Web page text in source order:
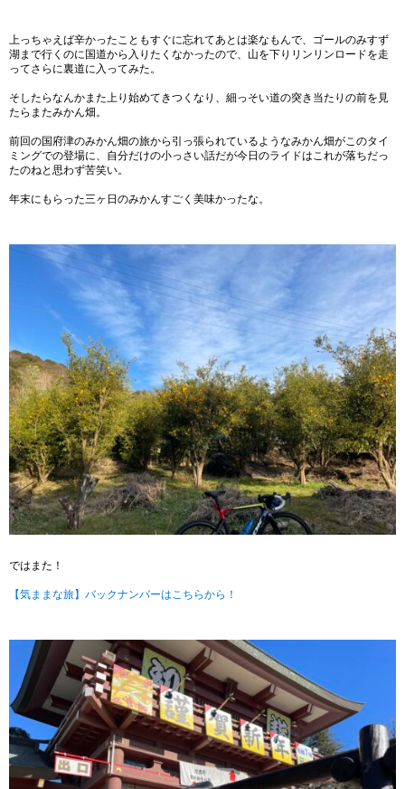
上っちゃえば辛かったこともすぐに忘れてあとは楽なもんで、ゴールのみすず
湖まで行くのに国道から入りたくなかったので、山を下りリンリンロードを走
ってさらに裏道に入ってみた。
そしたらなんかまた上り始めてきつくなり、細っそい道の突き当たりの前を見
たらまたみかん畑。
前回の国府津のみかん畑の旅から引っ張られているようなみかん畑がこのタイ
ミングでの登場に、自分だけの小っさい話だが今日のライドはこれが落ちだっ
たのねと思わず苦笑い。
年末にもらった三ヶ日のみかんすごく美味かったな。
ではまた！
【気ままな旅】バックナンバーはこちらから！